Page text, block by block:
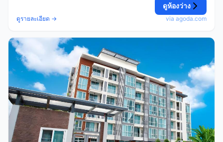
ดูรายละเอียด →
ดูห้องว่าง
via agoda.com